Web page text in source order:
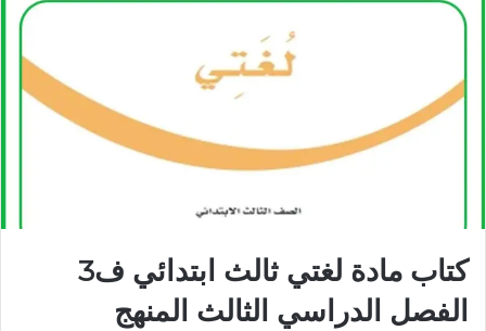
كتاب مادة لغتي ثالث ابتدائي ف3
الفصل الدراسي الثالث المنهج